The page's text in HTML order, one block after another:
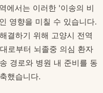
에서는 이러한 '이송의 비
영향을 미칠 수 있습니다.
결하기 위해 고양시 전역
로부터 뇌졸중 의심 환자
경로와 병원 내 준비를 동
했습니다.